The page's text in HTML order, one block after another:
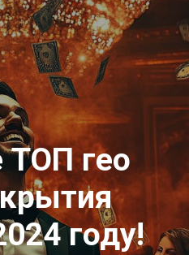
ТОП гео
году!